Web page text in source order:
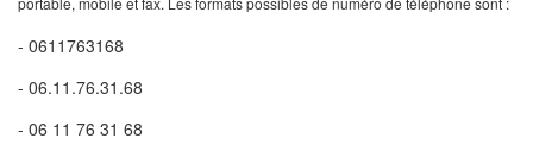
- 0611763168
- 06.11.76.31.68
- 06 11 76 31 68